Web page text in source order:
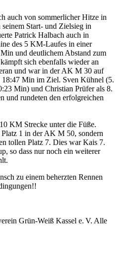
auch von sommerlicher Hitze in
Start- und Zielsieg in
Patrick Halbach auch in
des 5 KM-Laufes in einer
und deutlichem Abstand zum
sich ebenfalls wieder an
und war in der AK M 30 auf
18:47 Min im Ziel. Sven Kühnel (5.
Min) und Christian Prüfer als 8.
und rundeten den erfolgreichen
KM Strecke unter die Füße.
1 in der AK M 50, sondern
tollen Platz 7. Dies war Kais 7.
so dass nur noch ein weiterer
zu einem beherzten Rennen
Grün-Weiß Kassel e. V. Alle